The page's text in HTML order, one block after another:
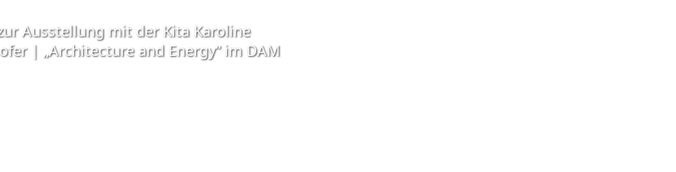
Ausstellung mit der Kita Karoline
| „Architecture and Energy“ im DAM